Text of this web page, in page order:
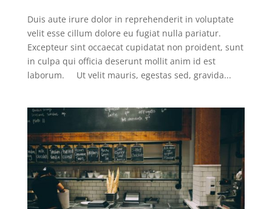
Duis aute irure dolor in reprehenderit in voluptate
velit esse cillum dolore eu fugiat nulla pariatur.
Excepteur sint occaecat cupidatat non proident, sunt
in culpa qui officia deserunt mollit anim id est
laborum. Ut velit mauris, egestas sed, gravida...